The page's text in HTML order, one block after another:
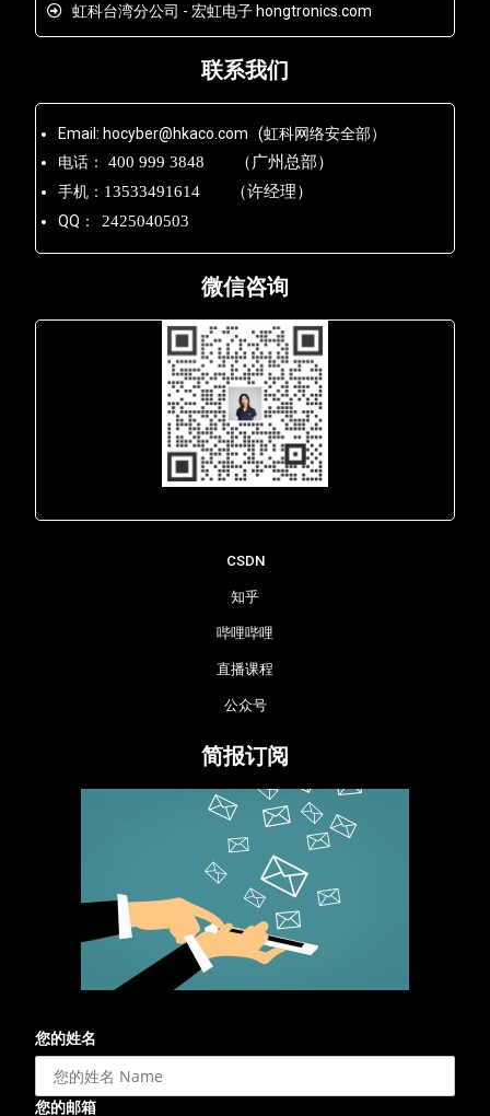
虹科台湾分公司 - 宏虹电子 hongtronics.com
联系我们
Email: hocyber@hkaco.com (虹科网络安全部）
电话：
400 999 3848 （广州总部）
手机： 13533491614 （许经理）
QQ： 2425040503
微信咨询
CSDN
知乎
哔哩哔哩
直播课程
公众号
简报订阅
您的姓名
您的邮箱